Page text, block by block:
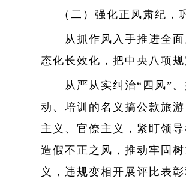
（二）强化正风肃纪
从抓作风入手推进全面
态化长效化，把中央八项
从严从实纠治“四风”。
动、培训的名义搞公款旅
主义、官僚主义，紧盯领
造假不正之风，推动牢固
义，违规变相开展评比表